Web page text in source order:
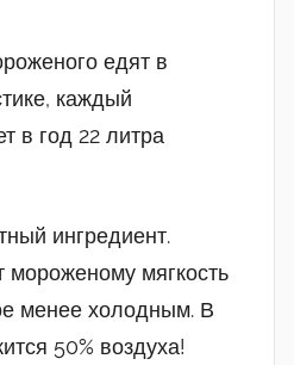
едят в
каждый
в год 22 литра
ингредиент.
мягкость
менее холодным. В
50% воздуха!